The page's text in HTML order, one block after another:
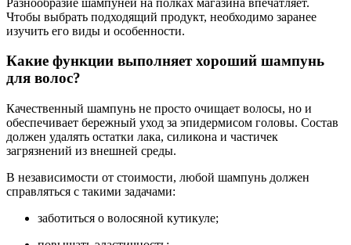
Чтобы выбрать подходящий продукт, необходимо заранее
изучить его виды и особенности.
Какие функции выполняет хороший шампунь
для волос?
Качественный шампунь не просто очищает волосы, но и
обеспечивает бережный уход за эпидермисом головы. Состав
должен удалять остатки лака, силикона и частичек
загрязнений из внешней среды.
В независимости от стоимости, любой шампунь должен
справляться с такими задачами:
заботиться о волосяной кутикуле;